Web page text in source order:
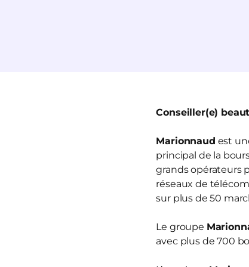
Conseiller(e)
Marionnaud est
principal de la
grands opérateurs
réseaux de
sur plus de 50
Le groupe
avec plus de 700